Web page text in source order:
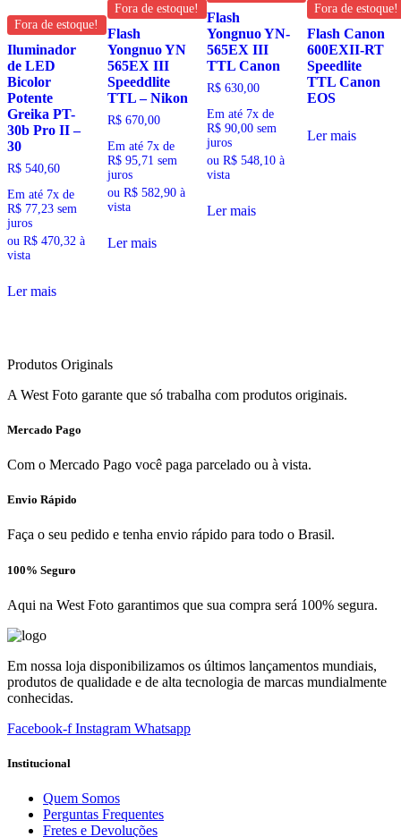
Fora de estoque!
Iluminador
de LED
Bicolor
Potente
Greika PT-
30b Pro II –
30
R$ 540,60
Em até 7x de
R$ 77,23 sem
juros
ou R$ 470,32 à
vista
Ler mais
Fora de estoque!
Flash
Yongnuo YN
565EX III
Speeddlite
TTL – Nikon
R$670,00
Em até 7x de
R$95,71 sem
juros
ou R$582,90 à
vista
Ler mais
Flash
Yongnuo YN-
565EX III
TTL Canon
R$ 630,00
Em até 7x de
R$ 90,00 sem
juros
ou R$ 548,10 à
vista
Ler mais
Fora de estoque!
Flash Canon
600EXII-RT
Speedlite
TTL Canon
EOS
Ler mais
Produtos Originals
A West Foto garante que só trabalha com produtos originais.
Mercado Pago
Com o Mercado Pago você paga parcelado ou à vista.
Envio Rápido
Faça o seu pedido e tenha envio rápido para todo o Brasil.
100% Seguro
Aqui na West Foto garantimos que sua compra será 100% segura.
Em nossa loja disponibilizamos os últimos lançamentos mundiais,
produtos de qualidade e de alta tecnologia de marcas mundialmente
conhecidas.
Facebook-f Instagram Whatsapp
Institucional
Quem Somos
Perguntas Frequentes
Fretes e Devoluções